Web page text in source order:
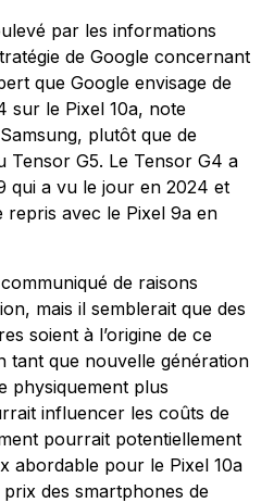
par les informations
de Google concernant
que Google envisage de
sur le Pixel 10a, note
plutôt que de
Tensor G5. Le Tensor G4 a
qui a vu le jour en 2024 et
repris avec le Pixel 9a en
de raisons
mais il semblerait que des
soient à l’origine de ce
tant que nouvelle génération
physiquement plus
influencer les coûts de
pourrait potentiellement
abordable pour le Pixel 10a
des smartphones de